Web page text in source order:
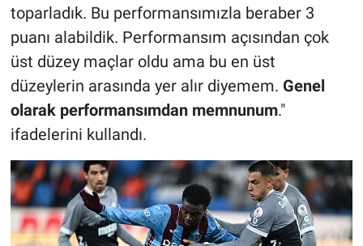
toparladık. Bu performansımızla beraber 3
puanı alabildik. Performansım açısından çok
üst düzey maçlar oldu ama bu en üst
düzeylerin arasında yer alır diyemem. Genel
olarak performansımdan memnunum."
ifadelerini kullandı.